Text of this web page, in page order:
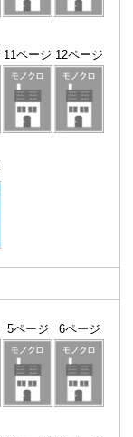
11ページ 12ページ
5ページ 6ページ